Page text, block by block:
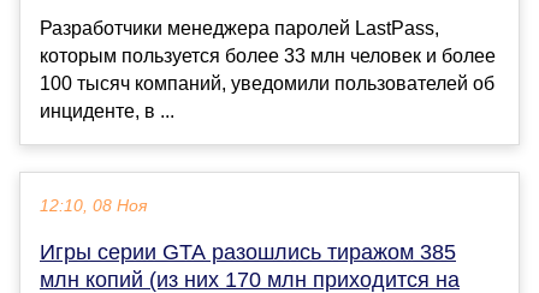
Разработчики менеджера паролей LastPass,
которым пользуется более 33 млн человек и более
100 тысяч компаний, уведомили пользователей об
инциденте, в ...
12:10, 08 Ноя
Игры серии GTA разошлись тиражом 385
млн копий (из них 170 млн приходится на